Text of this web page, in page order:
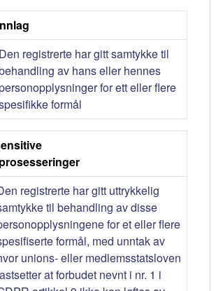
Den registrerte har gitt samtykke til
av hans eller hennes
for ett eller flere
formål
registrerte har gitt uttrykkelig
til behandling av disse
for et eller flere
formål, med unntak av
unions- eller medlemsstatsloven
at forbudet nevnt i nr. 1 i